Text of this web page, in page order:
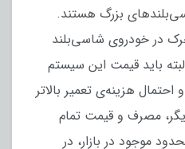
بزرگ هستند.
در خودروی شاسی‌بلند
باید قیمت این سیستم
احتمال هزینه‌ی تعمیر بالاتر
مصرف و قیمت تمام
موجود در بازار، در